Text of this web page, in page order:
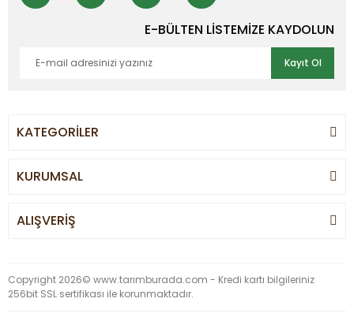
E-BÜLTEN LİSTEMİZE KAYDOLUN
Kayıt Ol
KATEGORİLER
KURUMSAL
ALIŞVERİŞ
Copyright 2026© www.tarımburada.com - Kredi kartı bilgileriniz
256bit SSL sertifikası ile korunmaktadır.